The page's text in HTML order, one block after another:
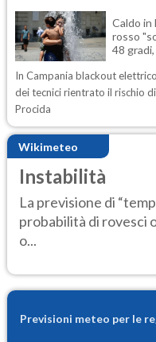
Caldo in
rosso
48
In Campania blackout
dei tecnici rientrato il rischio
Procida
Wikimeteo
Instabilità
La previsione di
probabilità di rovesci
o...
Previsioni meteo per le